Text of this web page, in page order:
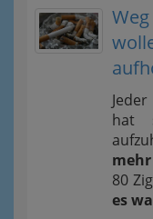
hat
80
es